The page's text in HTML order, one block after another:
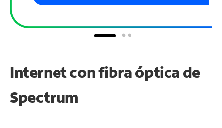
Internet con fibra óptica de
Spectrum